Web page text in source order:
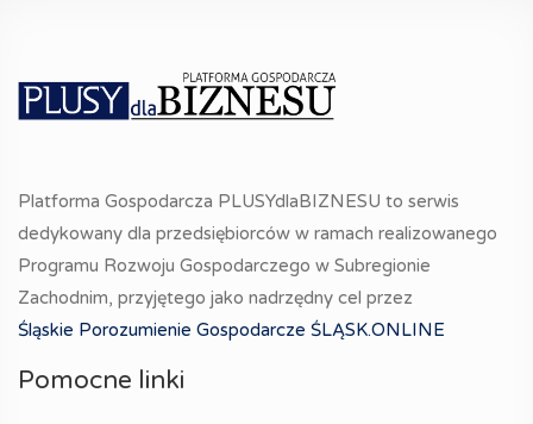
Platforma Gospodarcza PLUSYdlaBIZNESU to serwis
dedykowany dla przedsiębiorców w ramach realizowanego
Programu Rozwoju Gospodarczego w Subregionie
Zachodnim, przyjętego jako nadrzędny cel przez
Śląskie Porozumienie Gospodarcze ŚLĄSK.ONLINE
Pomocne linki